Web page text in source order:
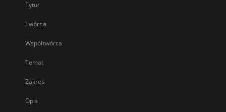
Tytuł
Twórca
Współtwórca
Temat
Zakres
Opis